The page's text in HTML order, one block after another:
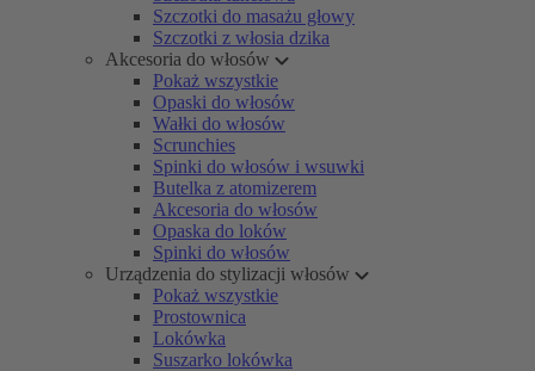
Szczotki do masażu głowy
Szczotki z włosia dzika
Akcesoria do włosów
Pokaż wszystkie
Opaski do włosów
Wałki do włosów
Scrunchies
Spinki do włosów i wsuwki
Butelka z atomizerem
Akcesoria do włosów
Opaska do loków
Spinki do włosów
Urządzenia do stylizacji włosów
Pokaż wszystkie
Prostownica
Lokówka
Suszarko lokówka